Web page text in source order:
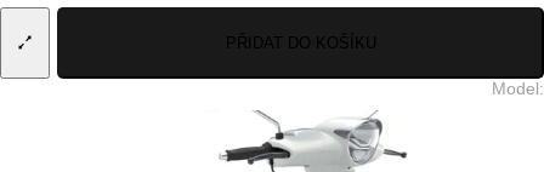
PŘIDAT DO KOŠÍKU
Model: